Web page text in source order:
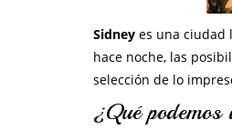
Sidney es una ciudad
hace noche, las
selección de lo
¿Qué